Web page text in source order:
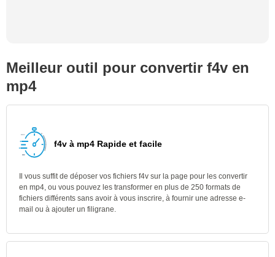
Meilleur outil pour convertir f4v en
mp4
f4v à mp4 Rapide et facile
Il vous suffit de déposer vos fichiers f4v sur la page pour les convertir
en mp4, ou vous pouvez les transformer en plus de 250 formats de
fichiers différents sans avoir à vous inscrire, à fournir une adresse e-
mail ou à ajouter un filigrane.